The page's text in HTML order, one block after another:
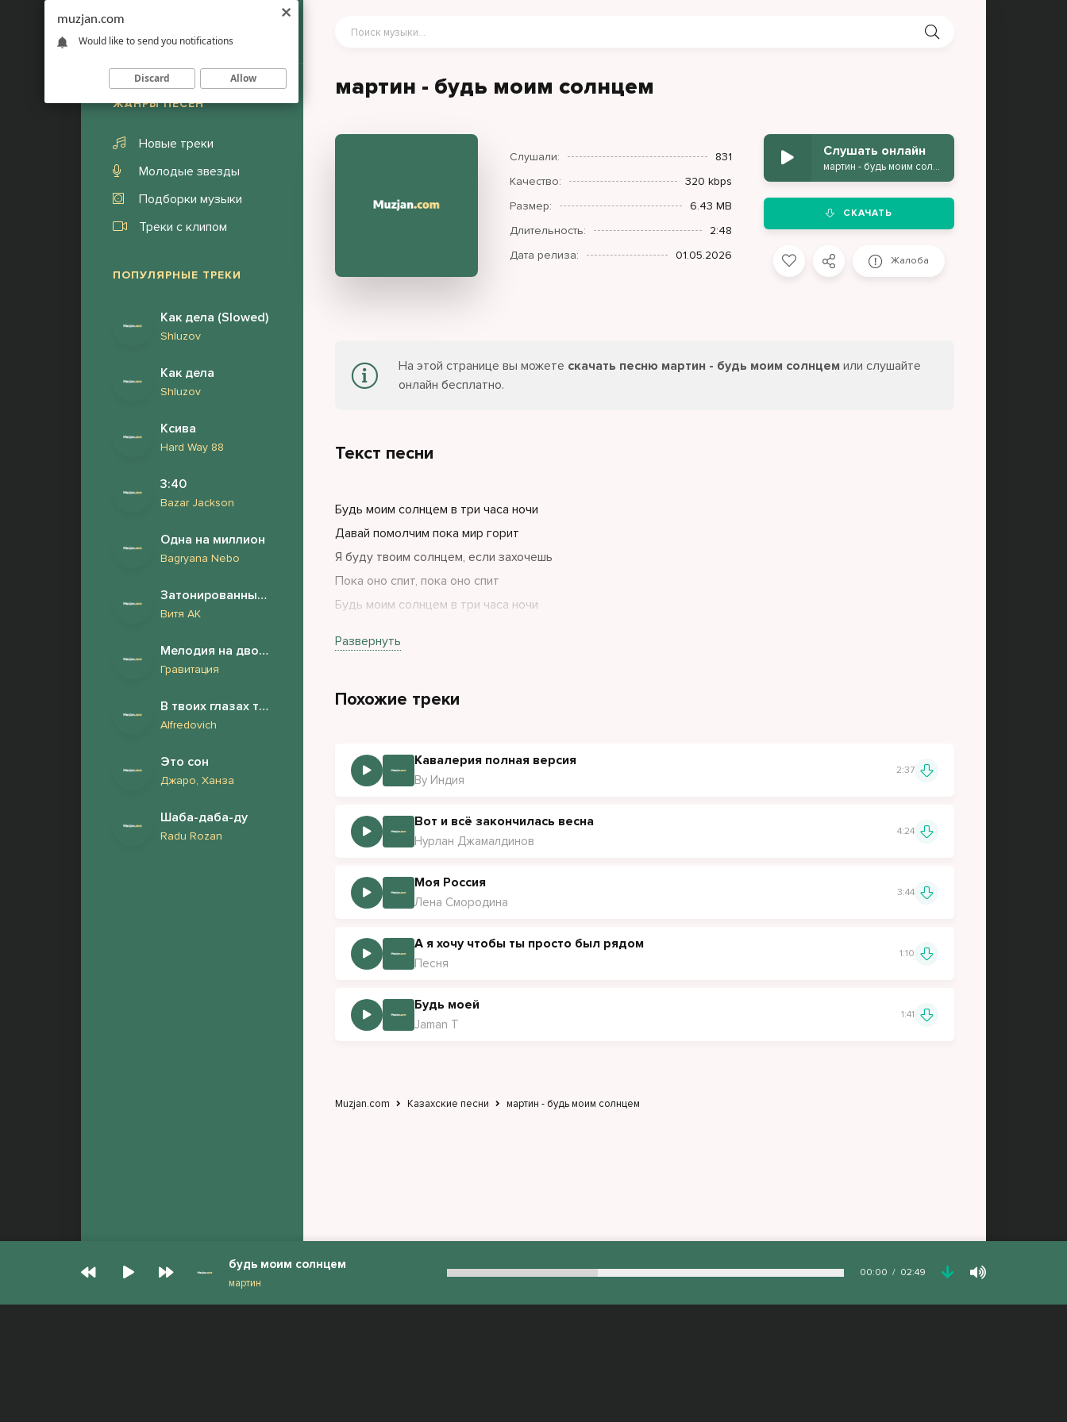
ЖАНРЫ ПЕСЕН
Новые треки
Молодые звезды
Подборки музыки
Треки с клипом
ПОПУЛЯРНЫЕ ТРЕКИ
Как дела (Slowed)
Shluzov
Как дела
Shluzov
Ксива
Hard Way 88
3:40
Bazar Jackson
Одна на миллион
Bagryana Nebo
Затонированный ваз
Витя АК
Мелодия на двоих
Гравитация
В твоих глазах тону
Alfredovich
Это сон
Джаро, Ханза
Шаба-даба-ду
Radu Rozan
мартин - будь моим солнцем
Слушали:
831
Качество:
320 kbps
Размер:
6.43 MB
Длительность:
2:48
Дата релиза:
01.05.2026
Слушать онлайн
мартин - будь моим солнцем
СКАЧАТЬ
Жалоба
На этой странице вы можете скачать песню мартин - будь моим солнцем или слушайте
онлайн бесплатно.
Текст песни
Будь моим солнцем в три часа ночи
Давай помолчим пока мир горит
Я буду твоим солнцем, если захочешь
Пока оно спит, пока оно спит
Будь моим солнцем в три часа ночи
Я буду твоим солнцем, если захочешь
Я не хочу знать, я не хочу знать
Ты такая же как я, ведь тоже устала вечно что-то терять
Давай мы не будем спать сегодня
Знаешь, нам больше не нужно солнце
Оно идёт из наших глаз из наших глаз
Развернуть
Похожие треки
Кавалерия полная версия
By Индия
2:37
Вот и всё закончилась весна
Нурлан Джамалдинов
4:24
Моя Россия
Лена Смородина
3:44
А я хочу чтобы ты просто был рядом
Песня
1:10
Будь моей
Jaman T
1:41
Muzjan.com Казахские песни мартин - будь моим солнцем
будь моим солнцем
мартин
00:00 02:49
muzjan.com
Would like to send you notifications
Discard Allow